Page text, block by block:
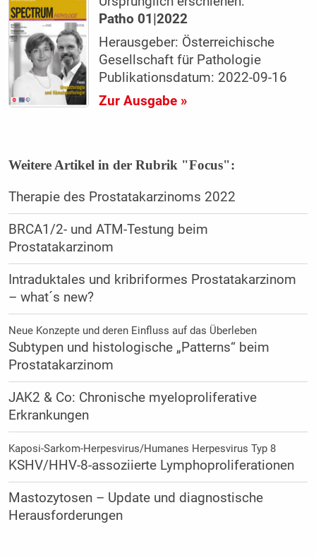
Patho 01|2022
Herausgeber: Österreichische
Gesellschaft für Pathologie
Publikationsdatum: 2022-09-16
Zur Ausgabe »
Weitere Artikel in der Rubrik "Focus":
Therapie des Prostatakarzinoms 2022
BRCA1/2- und ATM-Testung beim
Prostatakarzinom
Intraduktales und kribriformes Prostatakarzinom
– what´s new?
Neue Konzepte und deren Einfluss auf das Überleben
Subtypen und histologische „Patterns“ beim
Prostatakarzinom
JAK2 & Co: Chronische myeloproliferative
Erkrankungen
Kaposi-Sarkom-Herpesvirus/Humanes Herpesvirus Typ 8
KSHV/HHV-8-assoziierte Lymphoproliferationen
Mastozytosen – Update und diagnostische
Herausforderungen